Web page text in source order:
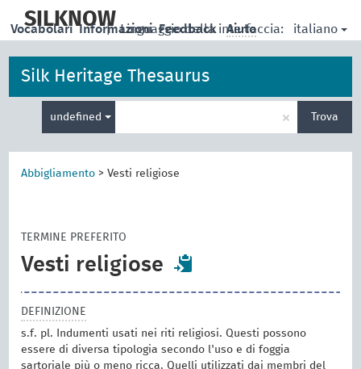
main
SILKNOW
| Linguaggio della interfaccia: italiano
Vocabolari Informazioni Feedback Aiuto
Silk Heritage Thesaurus
undefined
per
la
× Trova
Abbigliamento >Vesti religiose
TERMINE PREFERITO
Vesti religiose
DEFINIZIONE
s.f. pl. Indumenti usati nei riti religiosi. Questi possono
essere di diversa tipologia secondo l'uso e di foggia
sartoriale più o meno ricca. Quelli utilizzati dai membri del